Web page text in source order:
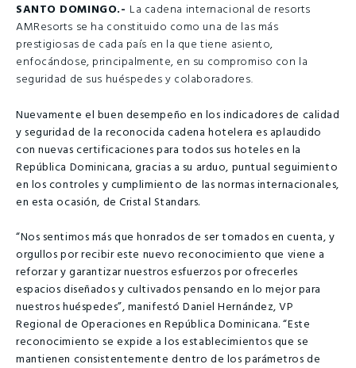
SANTO DOMINGO.- La cadena internacional de resorts
AMResorts se ha constituido como una de las más
prestigiosas de cada país en la que tiene asiento,
enfocándose, principalmente, en su compromiso con la
seguridad de sus huéspedes y colaboradores.
Nuevamente el buen desempeño en los indicadores de calidad
y seguridad de la reconocida cadena hotelera es aplaudido
con nuevas certificaciones para todos sus hoteles en la
República Dominicana, gracias a su arduo, puntual seguimiento
en los controles y cumplimiento de las normas internacionales,
en esta ocasión, de Cristal Standars.
“Nos sentimos más que honrados de ser tomados en cuenta, y
orgullos por recibir este nuevo reconocimiento que viene a
reforzar y garantizar nuestros esfuerzos por ofrecerles
espacios diseñados y cultivados pensando en lo mejor para
nuestros huéspedes”, manifestó Daniel Hernández, VP
Regional de Operaciones en República Dominicana. “Este
reconocimiento se expide a los establecimientos que se
mantienen consistentemente dentro de los parámetros de